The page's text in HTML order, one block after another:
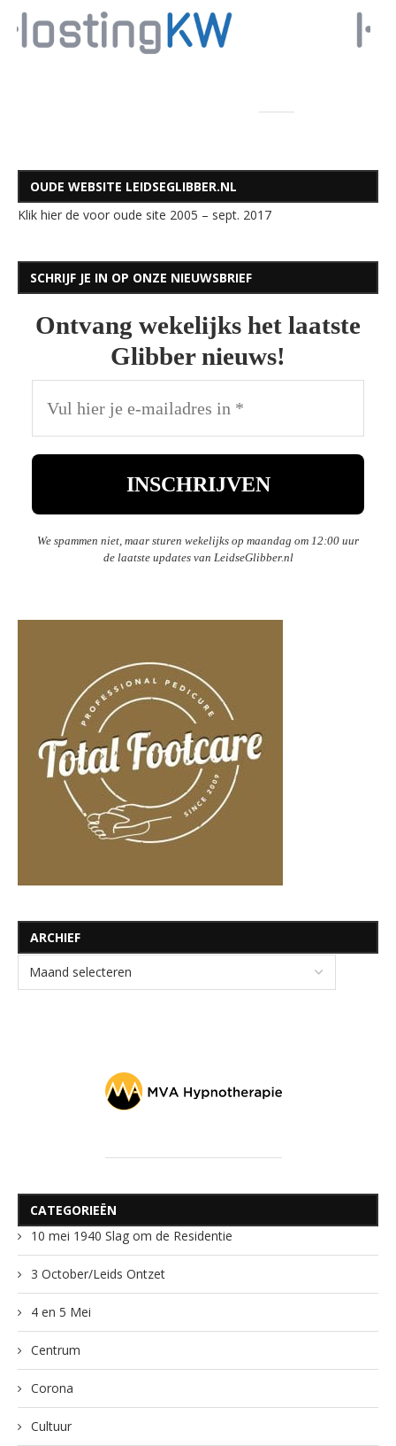
OUDE WEBSITE LEIDSEGLIBBER.NL
Klik hier de voor oude site 2005 – sept. 2017
SCHRIJF JE IN OP ONZE NIEUWSBRIEF
Ontvang wekelijks het laatste
Glibber nieuws!
We spammen niet, maar sturen wekelijks op maandag om 12:00 uur
de laatste updates van LeidseGlibber.nl
ARCHIEF
CATEGORIEËN
10 mei 1940 Slag om de Residentie
3 October/Leids Ontzet
4 en 5 Mei
Centrum
Corona
Cultuur